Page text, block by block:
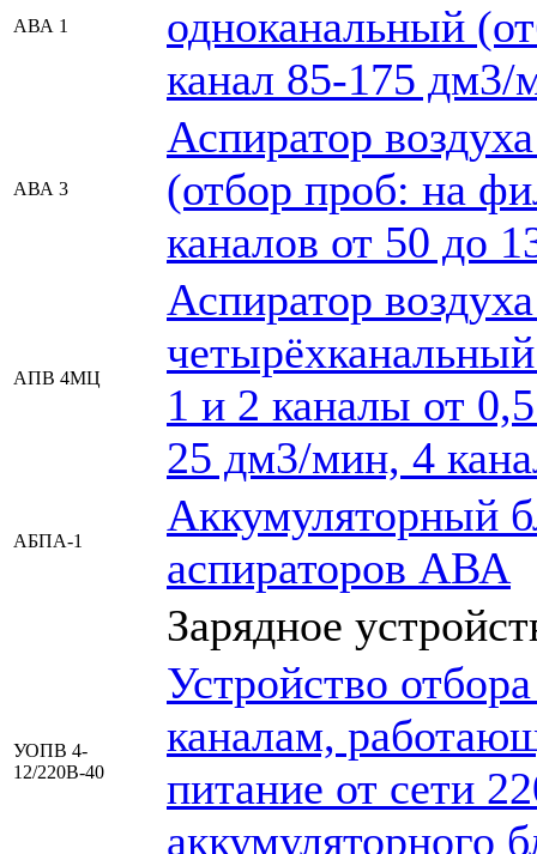
АВА 1
одноканальный
канал 85-175 дм3/
АВА 3
Аспиратор
(отбор проб: на
каналов от 50 до
АПВ 4МЦ
Аспиратор
1 и 2 каналы от
25 дм3/мин, 4
АБПА-1
Аккумуляторный
аспираторов АВА
Зарядное
УОПВ 4-
12/220В-40
Устройство
каналам,
питание от сети
аккумуляторного